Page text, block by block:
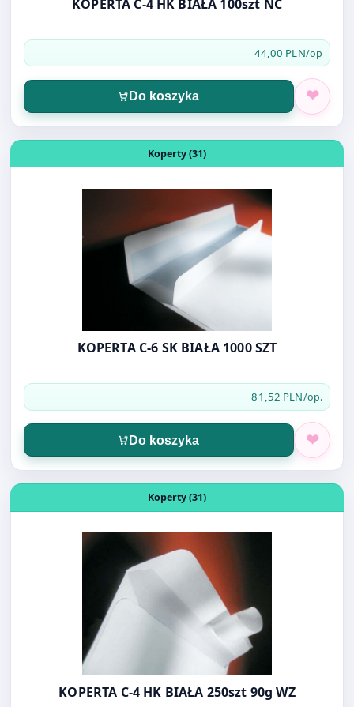
KOPERTA C-4 HK BIAŁA 100szt NC
44,00 PLN /op
Do koszyka
Koperty (31)
KOPERTA C-6 SK BIAŁA 1000 SZT
81,52 PLN/op.
Do koszyka
Koperty (31)